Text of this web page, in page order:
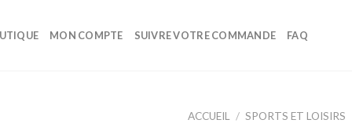
MON COMPTE SUIVRE VOTRE COMMANDE FAQ
ACCUEIL / SPORTS ET LOISIRS